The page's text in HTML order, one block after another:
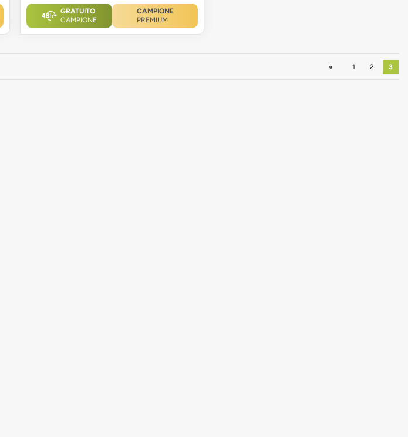
GRATUITO
CAMPIONE
CAMPIONE
PREMIUM
Precedente
1 2 3